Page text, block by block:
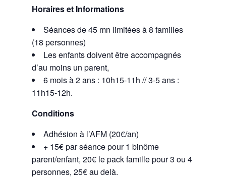
Horaires et Informations
Séances de 45 mn limitées à 8 familles
(18 personnes)
Les enfants doivent être accompagnés
d’au moins un parent,
6 mois à 2 ans : 10h15-11h // 3-5 ans :
11h15-12h.
Conditions
Adhésion à l’AFM (20€/an)
+ 15€ par séance pour 1 binôme
parent/enfant, 20€ le pack famille pour 3 ou 4
personnes, 25€ au delà.